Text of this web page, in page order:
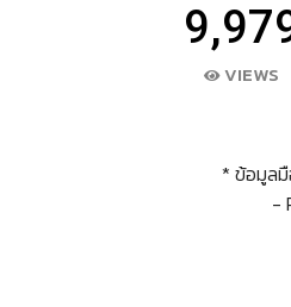
VIEWS
* ข้อมูล
-